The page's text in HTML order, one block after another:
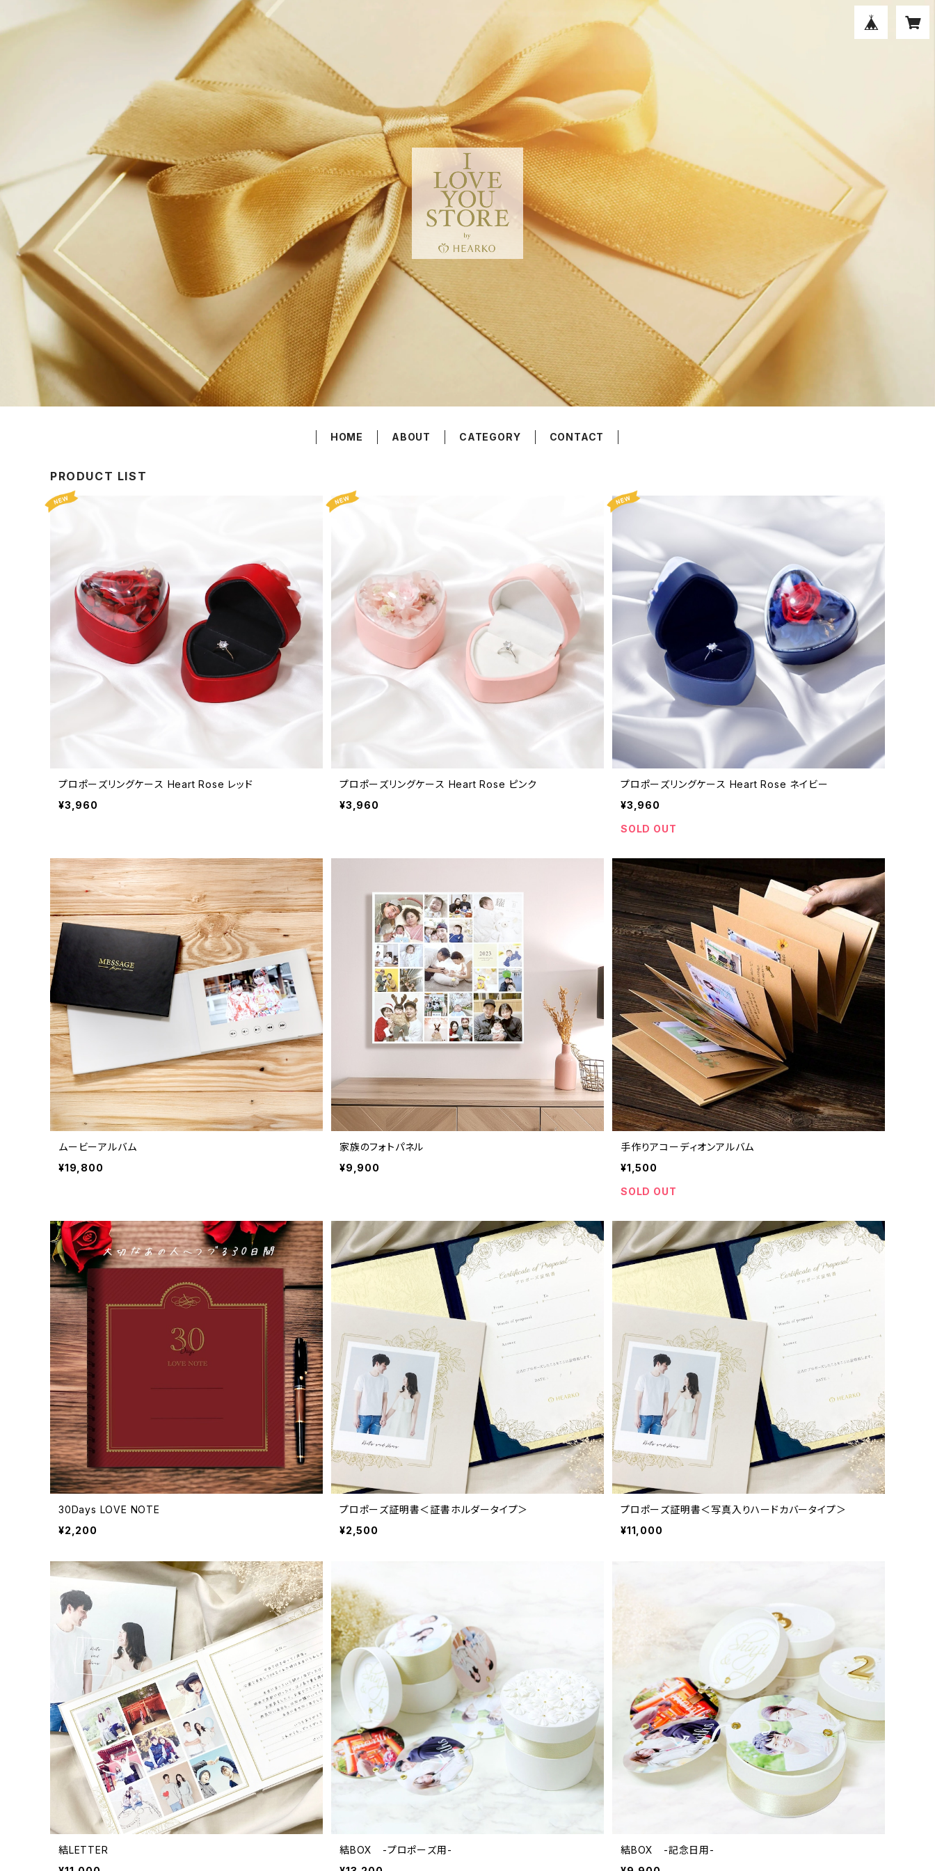
HOME ABOUT CATEGORY CONTACT
PRODUCT LIST
プロポーズリングケース Heart Rose レッド
¥3,960
プロポーズリングケース Heart Rose ピンク
¥3,960
プロポーズリングケース Heart Rose ネイビー
¥3,960
SOLD OUT
ムービーアルバム
¥19,800
家族のフォトパネル
¥9,900
手作りアコーディオンアルバム
¥1,500
SOLD OUT
30Days LOVE NOTE
¥2,200
プロポーズ証明書＜証書ホルダータイプ＞
¥2,500
プロポーズ証明書＜写真入りハードカバータイプ＞
¥11,000
結LETTER
結BOX -プロポーズ用-
結BOX -記念日用-